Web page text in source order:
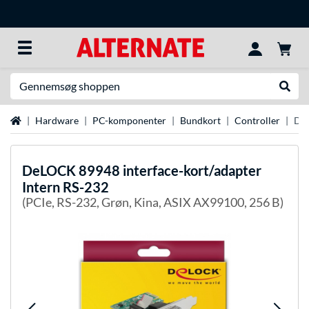
StartsideHardware PC-komponenter Bundkort Controller
DeLOCK89948 interface-kort/adapter
Intern RS-232
(PCIe, RS-232, Grøn, Kina, ASIX AX99100, 256 B)